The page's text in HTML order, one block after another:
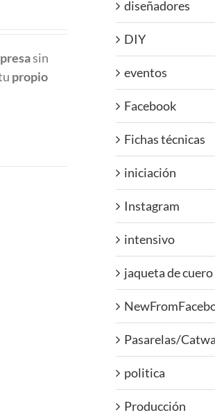
sin
propio
diseñadores
DIY
eventos
Facebook
Fichas técnicas
iniciación
Instagram
intensivo
jaqueta de cuero
Pasarelas/
politica
Producción